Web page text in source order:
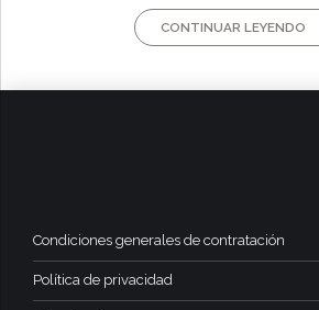
CONTINUAR LEYENDO
Condiciones generales de contratación
Política de privacidad